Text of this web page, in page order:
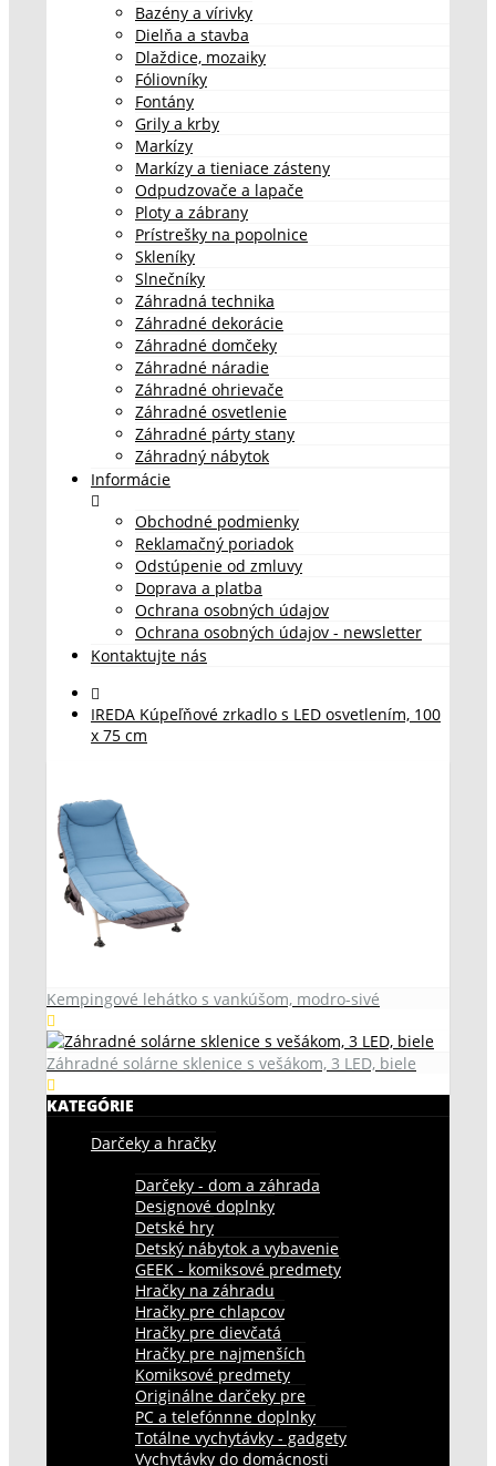
Bazény a vírivky
Dielňa a stavba
Dlaždice, mozaiky
Fóliovníky
Fontány
Grily a krby
Markízy
Markízy a tieniace zásteny
Odpudzovače a lapače
Ploty a zábrany
Prístrešky na popolnice
Skleníky
Slnečníky
Záhradná technika
Záhradné dekorácie
Záhradné domčeky
Záhradné náradie
Záhradné ohrievače
Záhradné osvetlenie
Záhradné párty stany
Záhradný nábytok
Informácie
Obchodné podmienky
Reklamačný poriadok
Odstúpenie od zmluvy
Doprava a platba
Ochrana osobných údajov
Ochrana osobných údajov - newsletter
Kontaktujte nás
IREDA Kúpeľňové zrkadlo s LED osvetlením, 100
x 75 cm
Kempingové lehátko s vankúšom, modro-sivé
Záhradné solárne sklenice s vešákom, 3 LED, biele
KATEGÓRIE
Darčeky a hračky
Darčeky - dom a záhrada
Designové doplnky
Detské hry
Detský nábytok a vybavenie
GEEK - komiksové predmety
Hračky na záhradu
Hračky pre chlapcov
Hračky pre dievčatá
Hračky pre najmenších
Komiksové predmety
Originálne darčeky pre
PC a telefónnne doplnky
Totálne vychytávky - gadgety
Vychytávky do domácnosti